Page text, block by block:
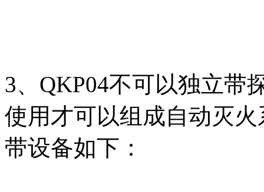
3、QKP04不可以独立带
使用才可以组成自动灭
带设备如下：